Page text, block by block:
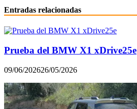
Entradas relacionadas
Prueba del BMW X1 xDrive25e
09/06/202626/05/2026